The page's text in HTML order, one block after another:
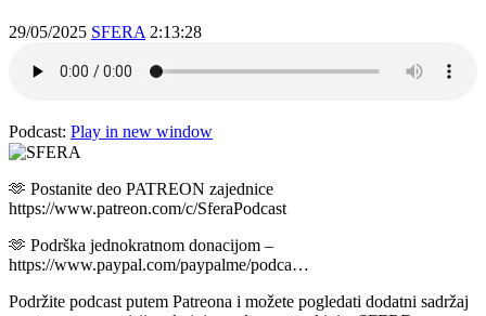
29/05/2025 SFERA 2:13:28
Podcast: Play in new window
🫶 Postanite deo PATREON zajednice
https://www.patreon.com/c/SferaPodcast
🫶 Podrška jednokratnom donacijom –
https://www.paypal.com/paypalme/podca…
Podržite podcast putem Patreona i možete pogledati dodatni sadržaj